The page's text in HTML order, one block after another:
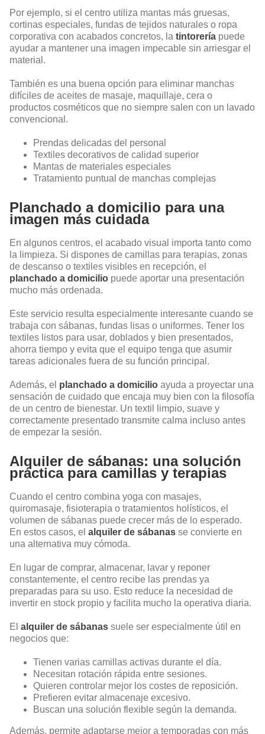
Por ejemplo, si el centro utiliza mantas más gruesas,
cortinas especiales, fundas de tejidos naturales o ropa
corporativa con acabados concretos, la tintorería puede
ayudar a mantener una imagen impecable sin arriesgar el
material.
También es una buena opción para eliminar manchas
difíciles de aceites de masaje, maquillaje, cera o
productos cosméticos que no siempre salen con un lavado
convencional.
Prendas delicadas del personal
Textiles decorativos de calidad superior
Mantas de materiales especiales
Tratamiento puntual de manchas complejas
Planchado a domicilio para una
imagen más cuidada
En algunos centros, el acabado visual importa tanto como
la limpieza. Si dispones de camillas para terapias, zonas
de descanso o textiles visibles en recepción, el
planchado a domicilio puede aportar una presentación
mucho más ordenada.
Este servicio resulta especialmente interesante cuando se
trabaja con sábanas, fundas lisas o uniformes. Tener los
textiles listos para usar, doblados y bien presentados,
ahorra tiempo y evita que el equipo tenga que asumir
tareas adicionales fuera de su función principal.
Además, el planchado a domicilio ayuda a proyectar una
sensación de cuidado que encaja muy bien con la filosofía
de un centro de bienestar. Un textil limpio, suave y
correctamente presentado transmite calma incluso antes
de empezar la sesión.
Alquiler de sábanas: una solución
práctica para camillas y terapias
Cuando el centro combina yoga con masajes,
quiromasaje, fisioterapia o tratamientos holísticos, el
volumen de sábanas puede crecer más de lo esperado.
En estos casos, el alquiler de sábanas se convierte en
una alternativa muy cómoda.
En lugar de comprar, almacenar, lavar y reponer
constantemente, el centro recibe las prendas ya
preparadas para su uso. Esto reduce la necesidad de
invertir en stock propio y facilita mucho la operativa diaria.
El alquiler de sábanas suele ser especialmente útil en
negocios que:
Tienen varias camillas activas durante el día.
Necesitan rotación rápida entre sesiones.
Quieren controlar mejor los costes de reposición.
Prefieren evitar almacenaje excesivo.
Buscan una solución flexible según la demanda.
Además, permite adaptarse mejor a temporadas con más